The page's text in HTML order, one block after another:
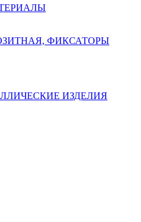
ФИКСАТОРЫ
ИЗДЕЛИЯ